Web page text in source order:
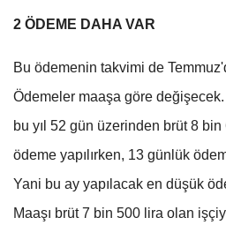
2 ÖDEME DAHA VAR
Bu ödemenin takvimi de
Ödemeler maaşa göre
bu yıl 52 gün üzerinden brüt 8
ödeme yapılırken, 13 günlük
Yani bu ay yapılacak en düşük
Maaşı brüt 7 bin 500 lira olan